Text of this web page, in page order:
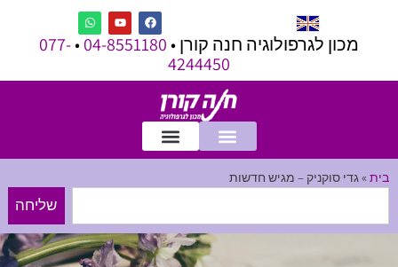
מכון לגרפולוגיה חנה קורן •04-8551180
•
077-
4244450
בית »גדי סוקניק – מגיש חדשות
שליחה